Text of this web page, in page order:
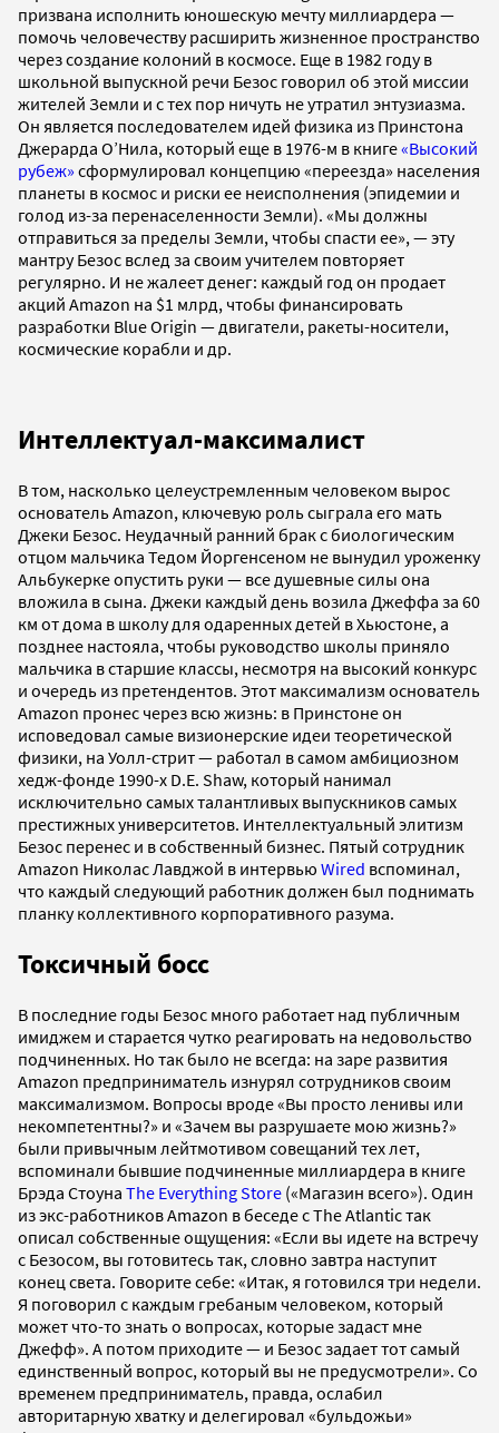
призвана исполнить юношескую мечту миллиардера —
помочь человечеству расширить жизненное пространство
через создание колоний в космосе. Еще в 1982 году в
школьной выпускной речи Безос говорил об этой миссии
жителей Земли и с тех пор ничуть не утратил энтузиазма.
Он является последователем идей физика из Принстона
Джерарда О’Нила, который еще в 1976-м в книге«Высокий
рубеж» сформулировал концепцию «переезда» населения
планеты в космос и риски ее неисполнения (эпидемии и
голод из-за перенаселенности Земли). «Мы должны
отправиться за пределы Земли, чтобы спасти ее», — эту
мантру Безос вслед за своим учителем повторяет
регулярно. И не жалеет денег: каждый год он продает
акций Amazon на $1 млрд, чтобы финансировать
разработки Blue Origin — двигатели, ракеты-носители,
космические корабли и др.
Интеллектуал-максималист
В том, насколько целеустремленным человеком вырос
основатель Amazon, ключевую роль сыграла его мать
Джеки Безос. Неудачный ранний брак с биологическим
отцом мальчика Тедом Йоргенсеном не вынудил уроженку
Альбукерке опустить руки — все душевные силы она
вложила в сына. Джеки каждый день возила Джеффа за 60
км от дома в школу для одаренных детей в Хьюстоне, а
позднее настояла, чтобы руководство школы приняло
мальчика в старшие классы, несмотря на высокий конкурс
и очередь из претендентов. Этот максимализм основатель
Amazon пронес через всю жизнь: в Принстоне он
исповедовал самые визионерские идеи теоретической
физики, на Уолл-стрит — работал в самом амбициозном
хедж-фонде 1990-х D.E. Shaw, который нанимал
исключительно самых талантливых выпускников самых
престижных университетов. Интеллектуальный элитизм
Безос перенес и в собственный бизнес. Пятый сотрудник
Amazon Николас Лавджой в интервью Wired вспоминал,
что каждый следующий работник должен был поднимать
планку коллективного корпоративного разума.
Токсичный босс
В последние годы Безос много работает над публичным
имиджем и старается чутко реагировать на недовольство
подчиненных. Но так было не всегда: на заре развития
Amazon предприниматель изнурял сотрудников своим
максимализмом. Вопросы вроде «Вы просто ленивы или
некомпетентны?» и «Зачем вы разрушаете мою жизнь?»
были привычным лейтмотивом совещаний тех лет,
вспоминали бывшие подчиненные миллиардера в книге
Брэда Стоуна The Everything Store («Магазин всего»). Один
из экс-работников Amazon в беседе с The Atlantic так
описал собственные ощущения: «Если вы идете на встречу
с Безосом, вы готовитесь так, словно завтра наступит
конец света. Говорите себе: «Итак, я готовился три недели.
Я поговорил с каждым гребаным человеком, который
может что-то знать о вопросах, которые задаст мне
Джефф». А потом приходите — и Безос задает тот самый
единственный вопрос, который вы не предусмотрели». Со
временем предприниматель, правда, ослабил
авторитарную хватку и делегировал «бульдожьи»